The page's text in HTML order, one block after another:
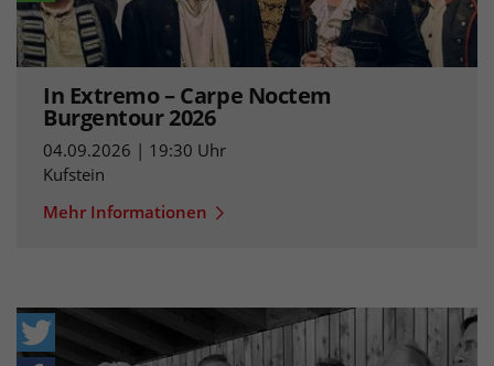
In Extremo – Carpe Noctem
Burgentour 2026
04.09.2026 | 19:30 Uhr
Kufstein
Mehr Informationen